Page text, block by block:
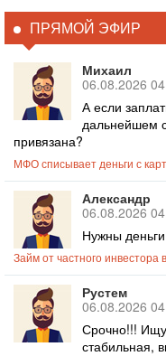
ПРЯМОЙ ЭФИР
Михаил
06.08.2026
А если
дальнейшем
привязана?
МФО списывает деньги с
Александр
06.08.2026
Нужны
Займ от частного инвестора
Рустем
06.08.2026
Срочно!!!
стабильная,